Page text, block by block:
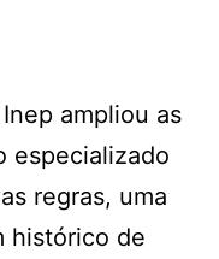
ampliou as
especializado
regras, uma
histórico de